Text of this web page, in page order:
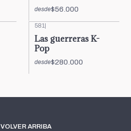
desde$56.000
581 |
Las guerreras K-
Pop
desde$280.000
VOLVER ARRIBA